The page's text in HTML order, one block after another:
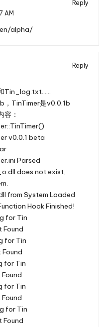
Reply
AM
alpha/
Reply
Tin_log.txt……
，TinTimer是v0.0.1b
：
v0.0.1 beta
Parsed
does not exist,
from System Loaded
Hook Finished!
for Tin
Found
for Tin
for Tin
for Tin
for Tin
Found